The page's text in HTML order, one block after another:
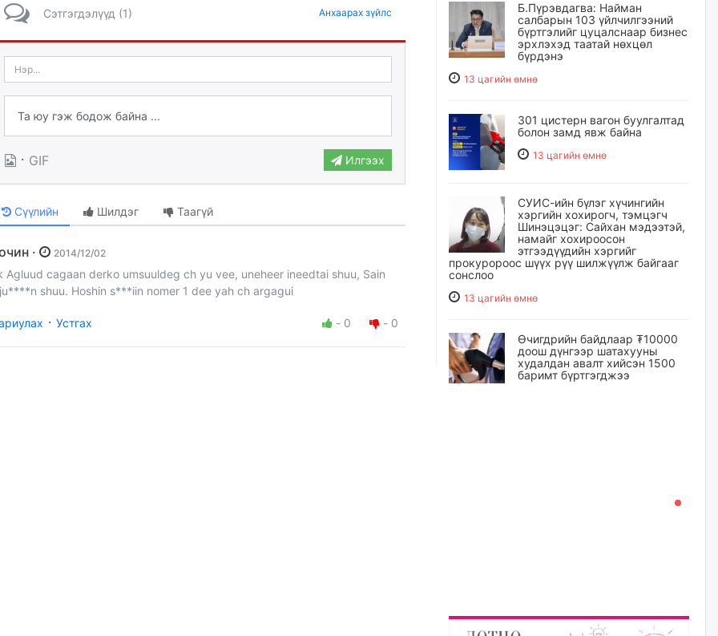
Сэтгэгдэлүүд (1) Анхаарах зүйлс
· GIF Илгээх
Сүүлийн Шилдэг Таагүй
Зочин · 2014/12/02
Agluud cagaan derko umsuuldeg ch yu vee, uneheer ineedtai shuu, Sain
shuu. Hoshin s***iin nomer 1 dee yah ch argagui
· Устгах - 0 - 0
Б.Пүрэвдагва: Найман
салбарын 103 үйлчилгээний
бүртгэлийг цуцалснаар бизнес
эрхлэхэд таатай нөхцөл
бүрдэнэ
13 цагийн өмнө
301 цистерн вагон буулгалтад
болон замд явж байна
13 цагийн өмнө
СУИС-ийн бүлэг хүчингийн
хэргийн хохирогч, тэмцэгч
Шинэцэцэг: Сайхан мэдээтэй,
намайг хохироосон
этгээдүүдийн хэргийг
прокуророос шүүх рүү шилжүүлж байгааг
сонслоо
13 цагийн өмнө
Өчигдрийн байдлаар ₮10000
доош дүнгээр шатахууны
худалдан авалт хийсэн 1500
баримт бүртгэгджээ